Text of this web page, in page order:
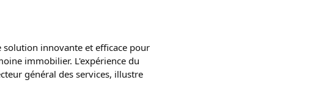
solution innovante et efficace pour
immobilier. L'expérience du
général des services, illustre